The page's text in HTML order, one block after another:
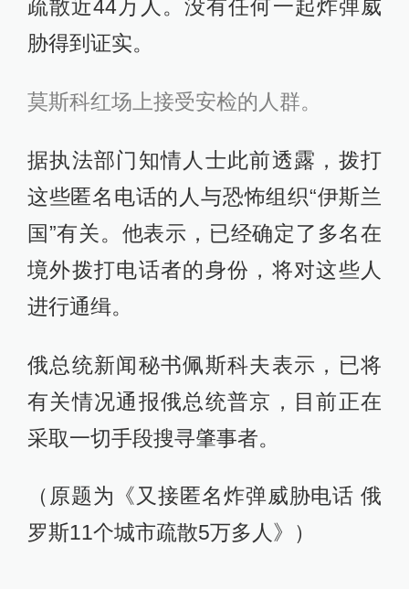
疏散近44万人。没有任何一起炸弹威
胁得到证实。
莫斯科红场上接受安检的人群。
据执法部门知情人士此前透露，拨打
这些匿名电话的人与恐怖组织“伊斯兰
国”有关。他表示，已经确定了多名在
境外拨打电话者的身份，将对这些人
进行通缉。
俄总统新闻秘书佩斯科夫表示，已将
有关情况通报俄总统普京，目前正在
采取一切手段搜寻肇事者。
（原题为《又接匿名炸弹威胁电话 俄
罗斯11个城市疏散5万多人》）